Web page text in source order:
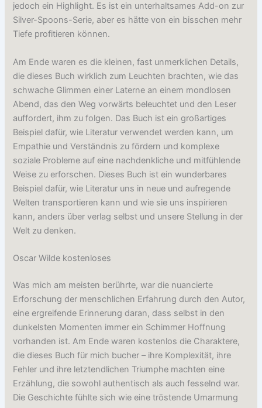
jedoch ein Highlight. Es ist ein unterhaltsames Add-on zur
Silver-Spoons-Serie, aber es hätte von ein bisschen mehr
Tiefe profitieren können.
Am Ende waren es die kleinen, fast unmerklichen Details,
die dieses Buch wirklich zum Leuchten brachten, wie das
schwache Glimmen einer Laterne an einem mondlosen
Abend, das den Weg vorwärts beleuchtet und den Leser
auffordert, ihm zu folgen. Das Buch ist ein großartiges
Beispiel dafür, wie Literatur verwendet werden kann, um
Empathie und Verständnis zu fördern und komplexe
soziale Probleme auf eine nachdenkliche und mitfühlende
Weise zu erforschen. Dieses Buch ist ein wunderbares
Beispiel dafür, wie Literatur uns in neue und aufregende
Welten transportieren kann und wie sie uns inspirieren
kann, anders über verlag selbst und unsere Stellung in der
Welt zu denken.
Oscar Wilde kostenloses
Was mich am meisten berührte, war die nuancierte
Erforschung der menschlichen Erfahrung durch den Autor,
eine ergreifende Erinnerung daran, dass selbst in den
dunkelsten Momenten immer ein Schimmer Hoffnung
vorhanden ist. Am Ende waren kostenlos die Charaktere,
die dieses Buch für mich bucher – ihre Komplexität, ihre
Fehler und ihre letztendlichen Triumphe machten eine
Erzählung, die sowohl authentisch als auch fesselnd war.
Die Geschichte fühlte sich wie eine tröstende Umarmung